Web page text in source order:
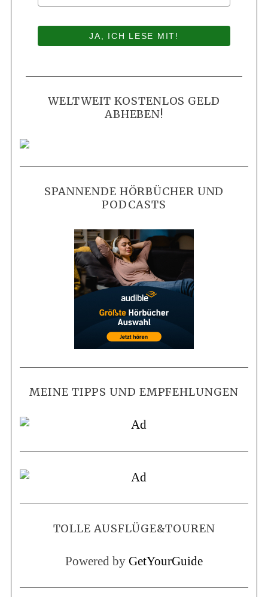
JA, ICH LESE MIT!
WELTWEIT KOSTENLOS GELD
ABHEBEN!
SPANNENDE HÖRBÜCHER UND
PODCASTS
MEINE TIPPS UND EMPFEHLUNGEN
TOLLE AUSFLÜGE&TOUREN
Powered by GetYourGuide